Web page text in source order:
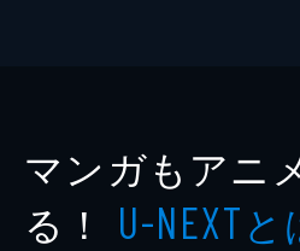
マンガもアニ
る！ U-NEXTと